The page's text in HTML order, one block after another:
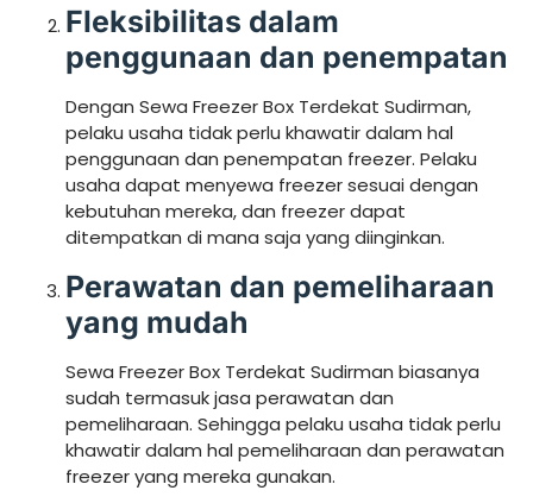
Fleksibilitas dalam
penggunaan dan penempatan
Dengan Sewa Freezer Box Terdekat Sudirman,
pelaku usaha tidak perlu khawatir dalam hal
penggunaan dan penempatan freezer. Pelaku
usaha dapat menyewa freezer sesuai dengan
kebutuhan mereka, dan freezer dapat
ditempatkan di mana saja yang diinginkan.
Perawatan dan pemeliharaan
yang mudah
Sewa Freezer Box Terdekat Sudirman biasanya
sudah termasuk jasa perawatan dan
pemeliharaan. Sehingga pelaku usaha tidak perlu
khawatir dalam hal pemeliharaan dan perawatan
freezer yang mereka gunakan.